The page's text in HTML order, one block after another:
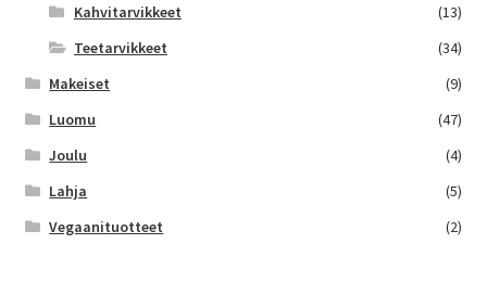
Kahvitarvikkeet
(13)
Teetarvikkeet
(34)
Makeiset
(9)
Luomu
(47)
Joulu
(4)
Lahja
(5)
Vegaanituotteet
(2)